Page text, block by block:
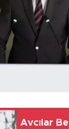
Avcılar